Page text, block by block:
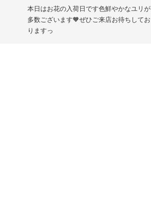
本日はお花の入荷日です色鮮やかなユリが
多数ございます🧡ぜひご来店お待ちしてお
りますっ